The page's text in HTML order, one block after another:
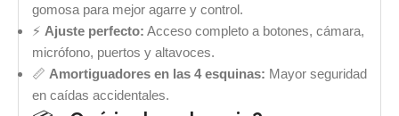
gomosa para mejor agarre y control.
⚡ Ajuste perfecto: Acceso completo a botones, cámara,
micrófono, puertos y altavoces.
📏 Amortiguadores en las 4 esquinas: Mayor seguridad
en caídas accidentales.